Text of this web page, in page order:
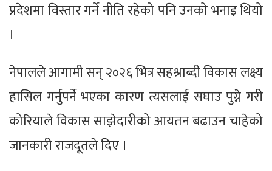
प्रदेशमा विस्तार गर्ने नीति रहेको पनि उनको भनाइ थियो
।
नेपालले आगामी सन् २०२६ भित्र सहश्राब्दी विकास लक्ष्य
हासिल गर्नुपर्ने भएका कारण त्यसलाई सघाउ पुग्ने गरी
कोरियाले विकास साझेदारीको आयतन बढाउन चाहेको
जानकारी राजदूतले दिए ।